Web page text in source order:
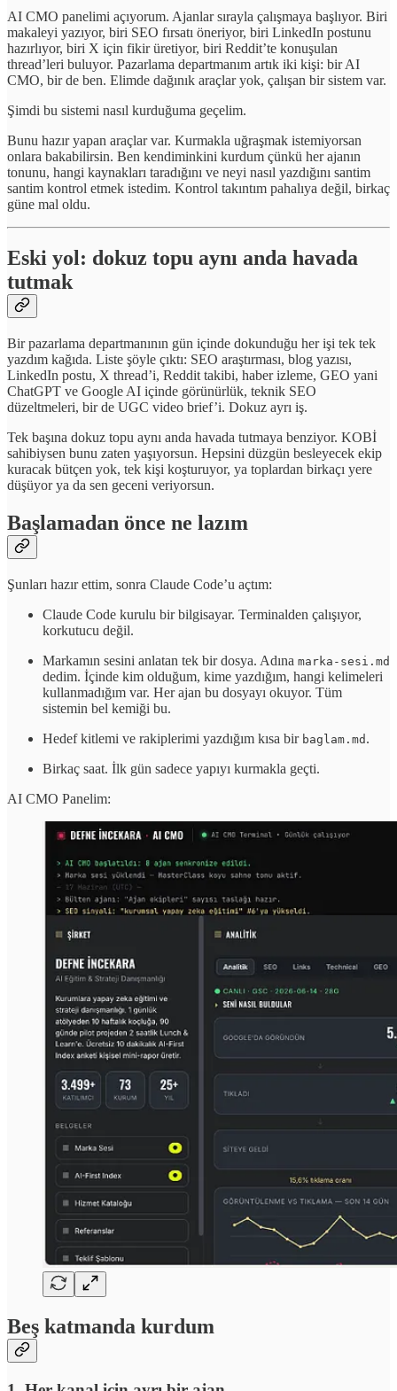
AI CMO panelimi açıyorum. Ajanlar sırayla çalışmaya başlıyor. Biri
makaleyi yazıyor, biri SEO fırsatı öneriyor, biri LinkedIn postunu
hazırlıyor, biri X için fikir üretiyor, biri Reddit’te konuşulan
thread’leri buluyor. Pazarlama departmanım artık iki kişi: bir AI
CMO, bir de ben. Elimde dağınık araçlar yok, çalışan bir sistem var.
Şimdi bu sistemi nasıl kurduğuma geçelim.
Bunu hazır yapan araçlar var. Kurmakla uğraşmak istemiyorsan
onlara bakabilirsin. Ben kendiminkini kurdum çünkü her ajanın
tonunu, hangi kaynakları taradığını ve neyi nasıl yazdığını santim
santim kontrol etmek istedim. Kontrol takıntım pahalıya değil, birkaç
güne mal oldu.
Eski yol: dokuz topu aynı anda havada
tutmak
Bir pazarlama departmanının gün içinde dokunduğu her işi tek tek
yazdım kağıda. Liste şöyle çıktı: SEO araştırması, blog yazısı,
LinkedIn postu, X thread’i, Reddit takibi, haber izleme, GEO yani
ChatGPT ve Google AI içinde görünürlük, teknik SEO
düzeltmeleri, bir de UGC video brief’i. Dokuz ayrı iş.
Tek başına dokuz topu aynı anda havada tutmaya benziyor. KOBİ
sahibiysen bunu zaten yaşıyorsun. Hepsini düzgün besleyecek ekip
kuracak bütçen yok, tek kişi koşturuyor, ya toplardan birkaçı yere
düşüyor ya da sen geceni veriyorsun.
Başlamadan önce ne lazım
Şunları hazır ettim, sonra Claude Code’u açtım:
Claude Code kurulu bir bilgisayar. Terminalden çalışıyor,
korkutucu değil.
Markamın sesini anlatan tek bir dosya. Adına marka-sesi.md
dedim. İçinde kim olduğum, kime yazdığım, hangi kelimeleri
kullanmadığım var. Her ajan bu dosyayı okuyor. Tüm
sistemin bel kemiği bu.
Hedef kitlemi ve rakiplerimi yazdığım kısa bir baglam.md .
Birkaç saat. İlk gün sadece yapıyı kurmakla geçti.
AI CMO Panelim:
Beş katmanda kurdum